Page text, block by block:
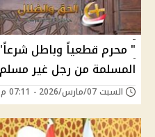
" محرم قطعياً وباطل
المسلمة من رجل غير
السبت 07/مارس/2026 - 07:11 م